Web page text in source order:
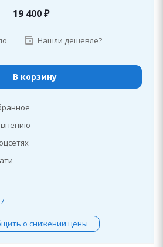
19 400₽
Нашли дешевле?
В корзину
о снижении цены